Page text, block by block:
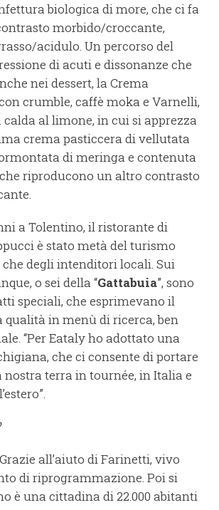
biologica di more, che ci fa
morbido/croccante,
acidulo. Un percorso del
di acuti e dissonanze che
nei dessert, la Crema
crumble, caffè moka e Varnelli,
al limone, in cui si apprezza
crema pasticcera di vellutata
di meringa e contenuta
riproducono un altro contrasto
a Tolentino, il ristorante di
è stato metà del turismo
degli intenditori locali. Sui
o sei della “Gattabuia”, sono
speciali, che esprimevano il
qualità in menù di ricerca, ben
“Per Eataly ho adottato una
che ci consente di portare
terra in tournée, in Italia e
all’aiuto di Farinetti, vivo
di riprogrammazione. Poi si
è una cittadina di 22.000 abitanti